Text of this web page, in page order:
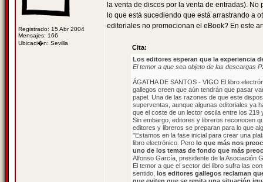
Registrado: 15 Abr 2004
Mensajes: 166
Ubicaci�n: Sevilla
la venta de discos por la venta de entradas).
lo que está sucediendo que está arrastrando a
editoriales no promocionan el eBook? En este
Cita:
Los editores esperan que la experiencia
El temor a que sea objeto de las descargas
ÁGATHA DE SANTOS - VIGO El libro
gallegos creen que aún tendrán que pasar
papel. Una de las razones de que este
superventas, aunque algunas editoriales ya
que el coste de un lector oscila entre los 219
Sin embargo, editores y libreros reconocen
editores y libreros se preparan para lo que
"Estamos en la fase inicial para crear una
libro electrónico. Pero lo que más nos
uno de los temas de fondo que más
Alfonso García, presidente de la Asociación
El temor a que el sector del libro sufra las
sentido, los editores gallegos reclaman